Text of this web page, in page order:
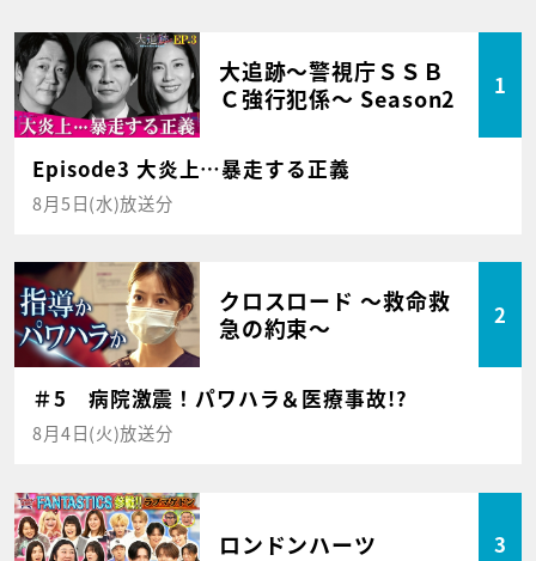
大追跡～警視庁ＳＳＢ
Ｃ強行犯係～ Season2
1
Episode3 大炎上…暴走する正義
8月5日(水)放送分
クロスロード ～救命救
急の約束～
2
＃5 病院激震！パワハラ＆医療事故!?
8月4日(火)放送分
ロンドンハーツ 3